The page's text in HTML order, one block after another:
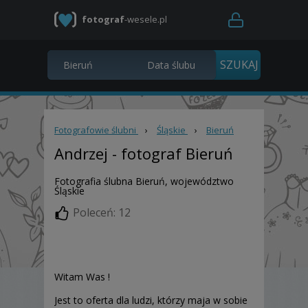
fotograf-wesele.pl
Fotografowie ślubni › Śląskie › Bieruń
Andrzej - fotograf Bieruń
Fotografia ślubna Bieruń, województwo
Śląskie
Poleceń: 12
Witam Was !
Jest to oferta dla ludzi, którzy maja w sobie